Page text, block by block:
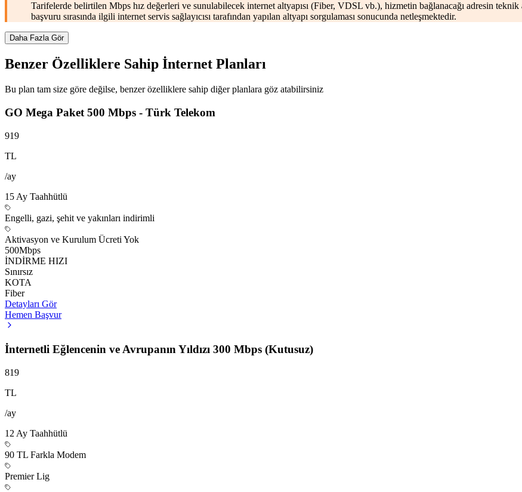
Tarifelerde belirtilen Mbps hız değerleri ve sunulabilecek internet altyapısı (Fiber, VDSL vb.), hizmetin bağlanacağı adresin
başvuru sırasında ilgili internet servis sağlayıcısı tarafından yapılan altyapı sorgulaması sonucunda netleşmektedir.
Daha Fazla Gör
Benzer Özelliklere Sahip İnternet Planları
Bu plan tam size göre değilse, benzer özelliklere sahip diğer planlara göz atabilirsiniz
GO Mega Paket 500 Mbps - Türk Telekom
919
TL
/ay
15 Ay Taahhütlü
Engelli, gazi, şehit ve yakınları indirimli
Aktivasyon ve Kurulum Ücreti Yok
500Mbps
İNDİRME HIZI
Sınırsız
KOTA
Fiber
Detayları Gör
Hemen Başvur
İnternetli Eğlencenin ve Avrupanın Yıldızı 300 Mbps (Kutusuz)
819
TL
/ay
12 Ay Taahhütlü
90 TL Farkla Modem
Premier Lig